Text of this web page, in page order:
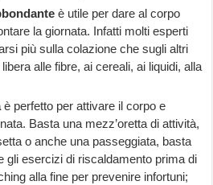
è utile per dare al corpo
la giornata. Infatti molti esperti
più sulla colazione che sugli altri
alle fibre, ai cereali, ai liquidi, alla
è perfetto per attivare il corpo e
Basta una mezz’oretta di attività,
o anche una passeggiata, basta
gli esercizi di riscaldamento prima di
alla fine per prevenire infortuni;